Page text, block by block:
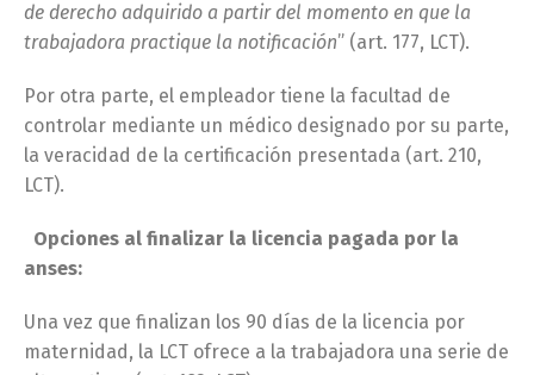
de derecho adquirido a partir del momento en que la
trabajadora practique la notificación” (art. 177, LCT).
Por otra parte, el empleador tiene la facultad de
controlar mediante un médico designado por su parte,
la veracidad de la certificación presentada (art. 210,
LCT).
Opciones al finalizar la licencia pagada por la
anses:
Una vez que finalizan los 90 días de la licencia por
maternidad, la LCT ofrece a la trabajadora una serie de